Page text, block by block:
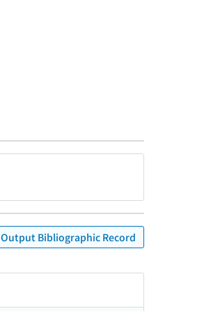
Output Bibliographic Record